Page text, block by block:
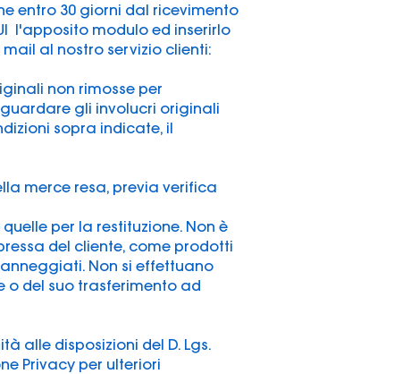
entro 30 giorni dal ricevimento
l'apposito modulo ed inserirlo
al nostro servizio clienti:
non rimosse per
gli involucri originali
sopra indicate, il
merce resa, previa verifica
per la restituzione. Non è
del cliente, come prodotti
Non si effettuano
del suo trasferimento ad
alle disposizioni del D. Lgs.
Privacy per ulteriori